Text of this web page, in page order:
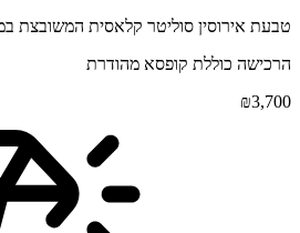
טבעת אירוסין סוליטר קלאסית המשובצת
הרכישה כוללת קופסא מהודרת
₪3,700